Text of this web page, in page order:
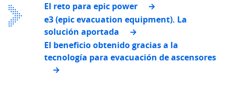
El reto para epic power
e3 (epic evacuation equipment). La
solución aportada
El beneficio obtenido gracias a la
tecnología para evacuación de ascensores